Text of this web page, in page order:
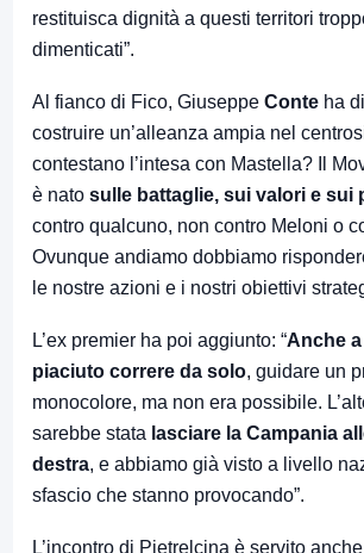
restituisca dignità a questi territori
dimenticati”.
Al fianco di Fico, Giuseppe Conte ha
costruire un’alleanza ampia nel
contestano l’intesa con Mastella? Il
è nato sulle battaglie, sui valori e sui
contro qualcuno, non contro Meloni o
Ovunque andiamo dobbiamo
le nostre azioni e i nostri obiettivi
L’ex premier ha poi aggiunto: “Anche
piaciuto correre da solo, guidare un
monocolore, ma non era possibile.
sarebbe stata lasciare la Campania
destra, e abbiamo già visto a livello
sfascio che stanno provocando”.
L’incontro di Pietrelcina è servito